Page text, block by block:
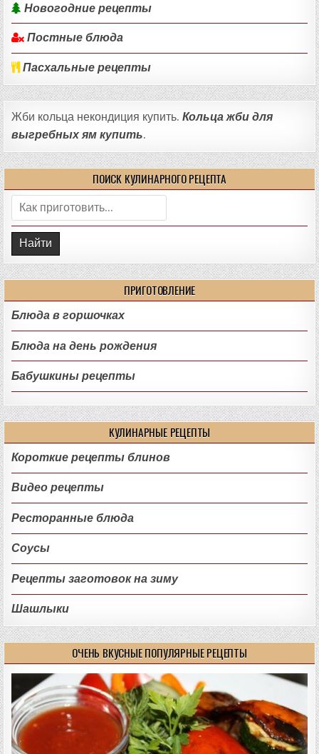
Новогодние рецепты
Постные блюда
Пасхальные рецепты
Жби кольца некондиция купить.Кольца жби для
выгребных ям купить.
ПОИСК КУЛИНАРНОГО РЕЦЕПТА
Поиск:
ПРИГОТОВЛЕНИЕ
Блюда в горшочках
Блюда на день рождения
Бабушкины рецепты
КУЛИНАРНЫЕ РЕЦЕПТЫ
Короткие рецепты блинов
Видео рецепты
Ресторанные блюда
Соусы
Рецепты заготовок на зиму
Шашлыки
ОЧЕНЬ ВКУСНЫЕ ПОПУЛЯРНЫЕ РЕЦЕПТЫ